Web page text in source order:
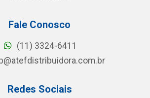
Fale Conosco
(11) 3324-6411
Redes Sociais